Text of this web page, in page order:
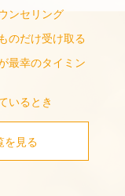
ンセリング
のだけ受け取る
最幸のタイミン
いるとき
を見る